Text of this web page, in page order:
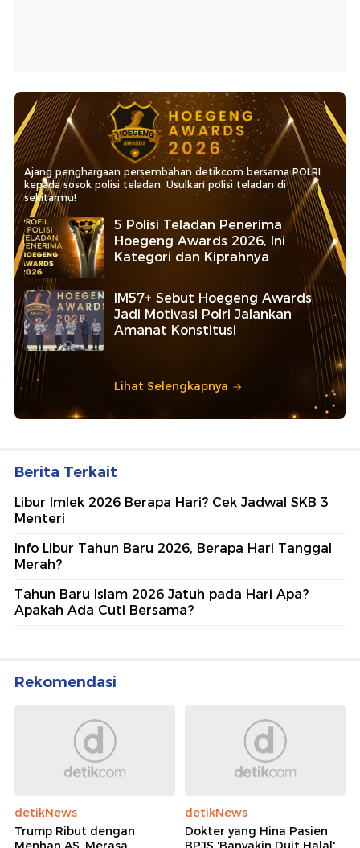
Ajang penghargaan persembahan detikcom bersama POLRI
kepada sosok polisi teladan. Usulkan polisi teladan di
sekitarmu!
5 Polisi Teladan Penerima
Hoegeng Awards 2026, Ini
Kategori dan Kiprahnya
IM57+ Sebut Hoegeng Awards
Jadi Motivasi Polri Jalankan
Amanat Konstitusi
Lihat Selengkapnya
Berita Terkait
Libur Imlek 2026 Berapa Hari? Cek Jadwal SKB 3
Menteri
Info Libur Tahun Baru 2026, Berapa Hari Tanggal
Merah?
Tahun Baru Islam 2026 Jatuh pada Hari Apa?
Apakah Ada Cuti Bersama?
Rekomendasi
detikNews
Trump Ribut dengan
detikNews
Dokter yang Hina Pasien